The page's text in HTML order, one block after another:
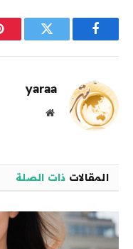
فيسبوك تويتر
yaraa
موقع
المقالات ذات الصلة